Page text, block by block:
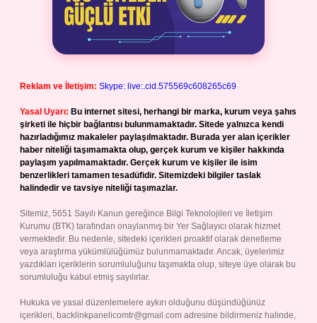
Reklam ve İletişim: Skype: live:.cid.575569c608265c69
Yasal Uyarı: Bu internet sitesi, herhangi bir marka, kurum veya şahıs
şirketi ile hiçbir bağlantısı bulunmamaktadır. Sitede yalnızca kendi
hazırladığımız makaleler paylaşılmaktadır. Burada yer alan içerikler
haber niteliği taşımamakta olup, gerçek kurum ve kişiler hakkında
paylaşım yapılmamaktadır. Gerçek kurum ve kişiler ile isim
benzerlikleri tamamen tesadüfidir. Sitemizdeki bilgiler taslak
halindedir ve tavsiye niteliği taşımazlar.
Sitemiz, 5651 Sayılı Kanun gereğince Bilgi Teknolojileri ve İletişim
Kurumu (BTK) tarafından onaylanmış bir Yer Sağlayıcı olarak hizmet
vermektedir. Bu nedenle, sitedeki içerikleri proaktif olarak denetleme
veya araştırma yükümlülüğümüz bulunmamaktadır. Ancak, üyelerimiz
yazdıkları içeriklerin sorumluluğunu taşımakta olup, siteye üye olarak bu
sorumluluğu kabul etmiş sayılırlar.
Hukuka ve yasal düzenlemelere aykırı olduğunu düşündüğünüz
içerikleri, backlinkpanelicomtr@gmail.com adresine bildirmeniz halinde,